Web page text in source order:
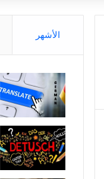
الأشهر